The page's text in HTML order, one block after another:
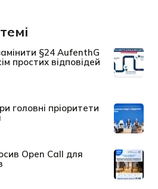
§24 AufenthG
простих відповідей
головні пріоритети
Open Call для